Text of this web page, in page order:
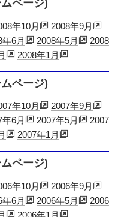
ページ)
年10月
2008年9月
年6月 2008年5月
2008
2008年1月
ページ)
年10月
2007年9月
年6月 2007年5月
2007
2007年1月
ページ)
年10月
2006年9月
年6月 2006年5月
2006
2006年1月